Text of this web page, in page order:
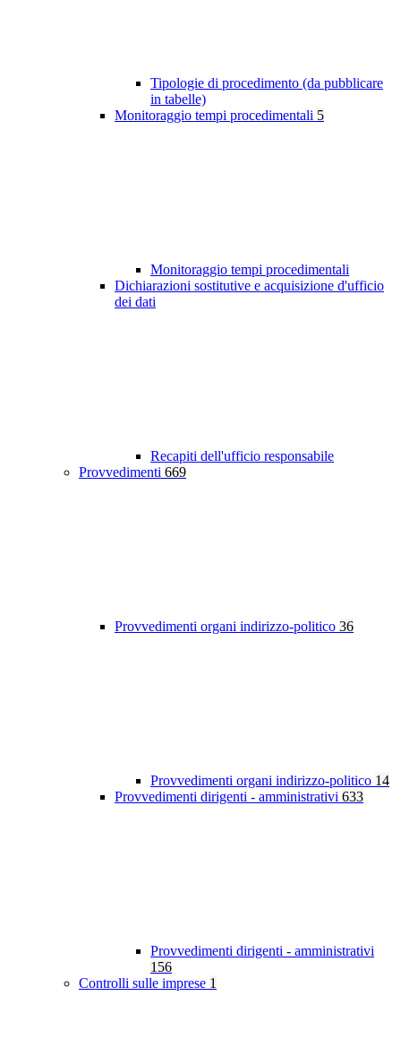
Tipologie di procedimento (da pubblicare
in tabelle)
Monitoraggio tempi procedimentali 5
Monitoraggio tempi procedimentali
Dichiarazioni sostitutive e acquisizione d'ufficio
dei dati
Recapiti dell'ufficio responsabile
Provvedimenti 669
Provvedimenti organi indirizzo-politico 36
Provvedimenti organi indirizzo-politico 14
Provvedimenti dirigenti - amministrativi 633
Provvedimenti dirigenti - amministrativi
156
Controlli sulle imprese 1